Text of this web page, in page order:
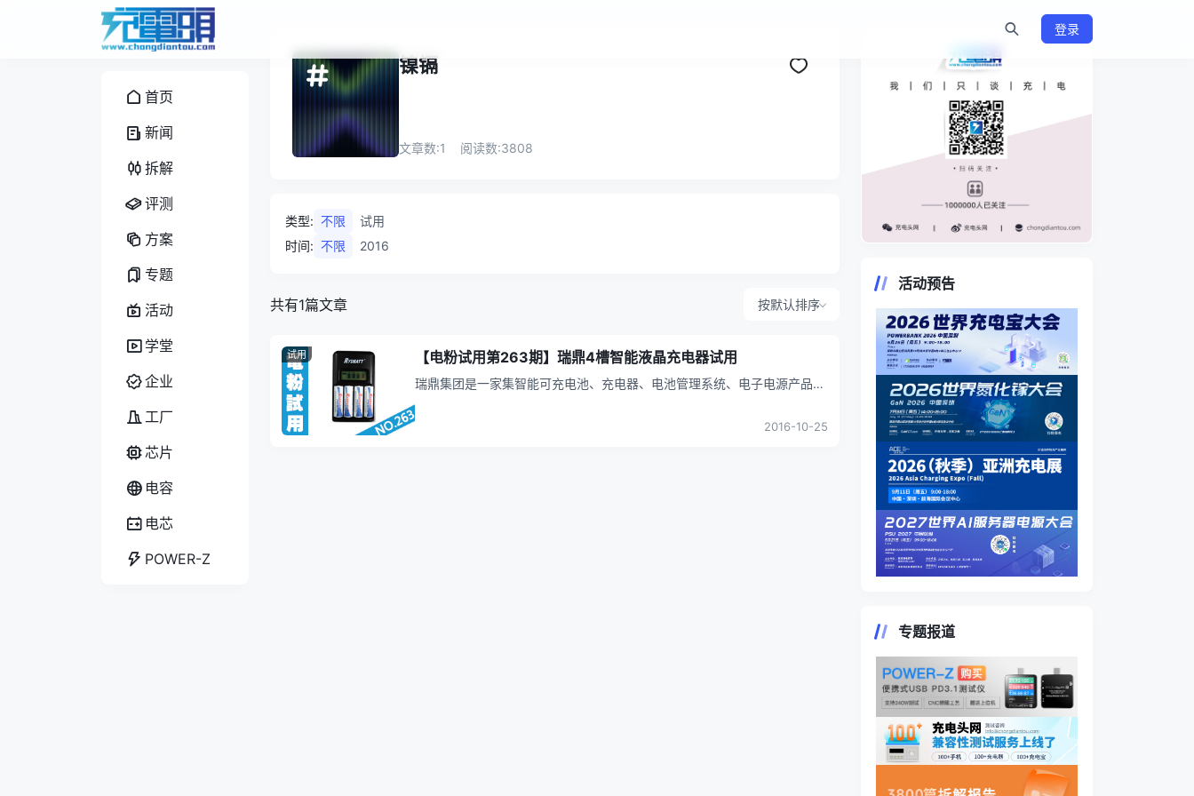
登录
首页
新闻
拆解
评测
方案
专题
活动
学堂
企业
工厂
芯片
电容
电芯
POWER-Z
镍镉
文章数:1 阅读数:3808
类型: 不限
试用
时间: 不限 2016
共有1篇文章 按默认排序
试用 【电粉试用第263期】瑞鼎4槽智能液晶充电器试用
瑞鼎集团是一家集智能可充电池、充电器、电池管理系统、电子电源产品、
2016-10-25
活动预告
专题报道